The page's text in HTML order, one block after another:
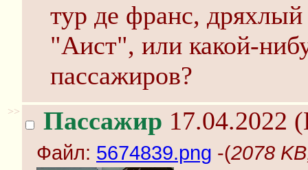
тур де франс,
"Аист", или какой-
пассажиров?
>> Пассажир 17.04.2022
Файл: 5674839.png -(2078